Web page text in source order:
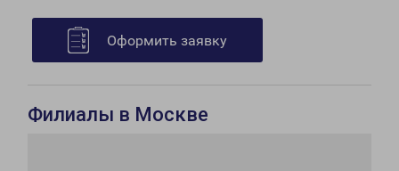
Оформить заявку
Филиалы в Москве